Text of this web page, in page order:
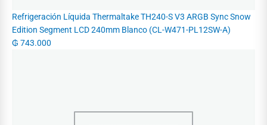
Refrigeración Líquida Thermaltake TH240-S V3 ARGB Sync Snow
Edition Segment LCD 240mm Blanco (CL-W471-PL12SW-A)
₲ 743.000